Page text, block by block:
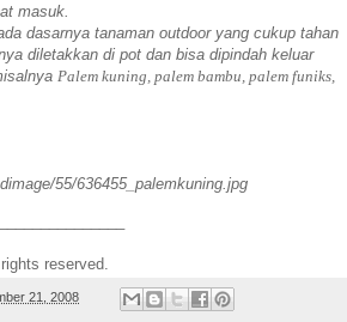
masuk.
dasarnya tanaman outdoor yang cukup tahan
diletakkan di pot dan bisa dipindah keluar
Palem kuning, palem bambu, palem funiks,
55/636455_palemkuning.jpg
reserved.
21, 2008